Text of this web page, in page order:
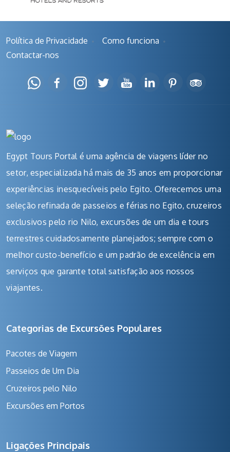
Política de Privacidade
Como funciona
Contactar-nos
Egypt Tours Portal é uma agência de viagens líder no
setor, especializada há mais de 35 anos em proporcionar
experiências inesquecíveis pelo Egito. Oferecemos uma
seleção refinada de passeios e férias no Egito, cruzeiros
exclusivos pelo rio Nilo, excursões de um dia e tours
terrestres cuidadosamente planejados; sempre com o
melhor custo-benefício e um padrão de excelência em
serviços que garante total satisfação aos nossos
viajantes.
Categorias de Excursões Populares
Pacotes de Viagem
Passeios de Um Dia
Cruzeiros pelo Nilo
Excursões em Portos
Ligações Principais